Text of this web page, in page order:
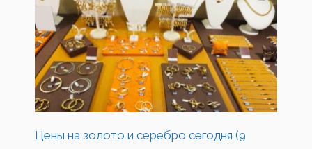
Цены на золото и серебро сегодня (9